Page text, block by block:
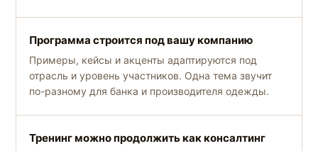
Программа строится под вашу компанию
Примеры, кейсы и акценты адаптируются под
отрасль и уровень участников. Одна тема звучит
по-разному для банка и производителя одежды.
Тренинг можно продолжить как консалтинг